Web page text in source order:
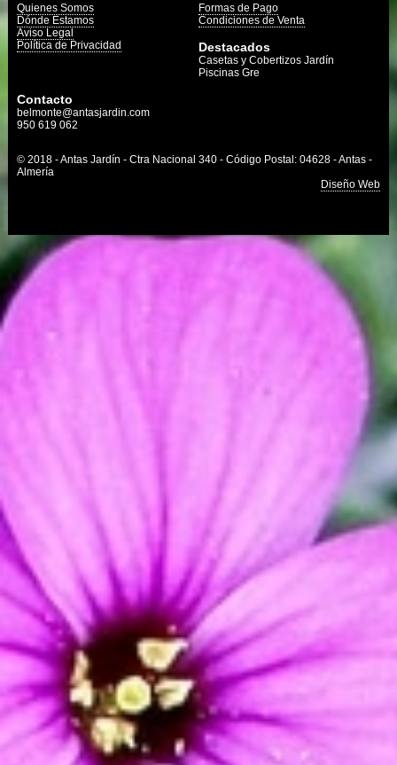
Quienes Somos
Dónde Estamos
Aviso Legal
Política de Privacidad
Formas de Pago
Condiciones de Venta
Destacados
Casetas y Cobertizos Jardín
Piscinas Gre
Contacto
belmonte@antasjardin.com
950 619 062
© 2018 - Antas Jardín - Ctra Nacional 340 - Código Postal: 04628 - Antas -
Almería
Diseño Web